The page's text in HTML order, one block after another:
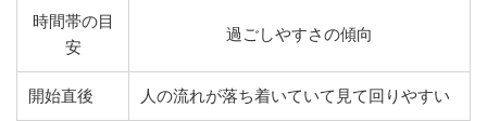
時間帯の目
安
過ごしやすさの傾向
開始直後 人の流れが落ち着いていて見て回りやすい